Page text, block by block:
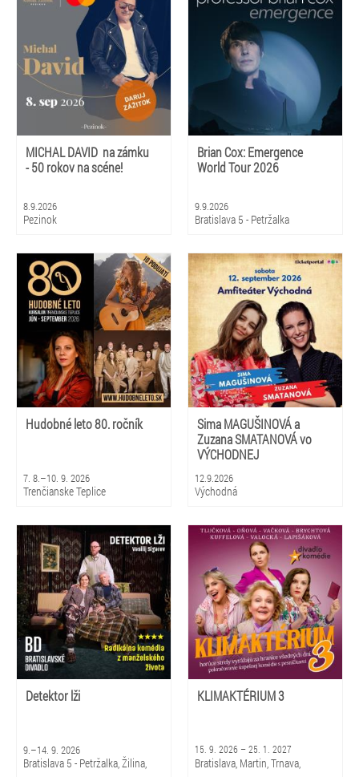
MICHAL DAVID na zámku
- 50 rokov na scéne!
8.9.2026
Pezinok
Brian Cox: Emergence
World Tour 2026
9.9.2026
Bratislava 5 - Petržalka
Hudobné leto 80. ročník
7. 8.–10. 9. 2026
Trenčianske Teplice
Sima MAGUŠINOVÁ a
Zuzana SMATANOVÁ vo
VÝCHODNEJ
12.9.2026
Východná
Detektor lži
9.–14. 9. 2026
Bratislava 5 - Petržalka, Žilina,
KLIMAKTÉRIUM 3
15. 9. 2026 – 25. 1. 2027
Bratislava, Martin, Trnava,